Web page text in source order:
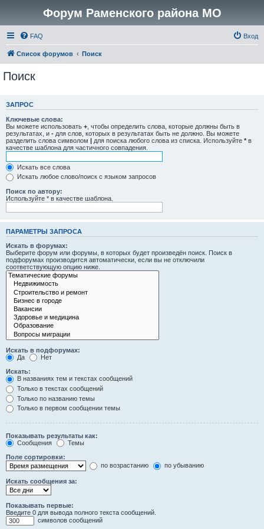
Форум Раменского района МО
FAQ Вход
Список форумов Поиск
Поиск
ЗАПРОС
Ключевые слова:
Вы можете использовать + , чтобы определить слова, которые должны быть в
результатах, и - для слов, которых в результатах быть не должно. Вы можете
разделить слова символом | для поиска любого слова из списка. Используйте * в
качестве шаблона для частичного совпадения.
Искать все слова
Искать любое слово/поиск с языком запросов
Поиск по автору:
Используйте * в качестве шаблона.
ПАРАМЕТРЫ ЗАПРОСА
Искать в форумах:
Выберите форум или форумы, в которых будет произведён поиск. Поиск в
подфорумах производится автоматически, если вы не отключили
соответствующую опцию ниже.
Искать в подфорумах:
Да
Нет
Искать:
В названиях тем и текстах сообщений
Только в текстах сообщений
Только по названию темы
Только в первом сообщении темы
Показывать результаты как:
Сообщения
Темы
Поле сортировки:
по возрастанию
по убыванию
Искать сообщения за:
Показывать первые:
Введите 0 для вывода полного текста сообщений.
символов сообщений